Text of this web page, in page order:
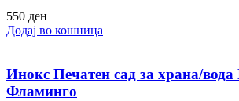
550 ден
Додај во кошница
Инокс Печатен сад за храна/
Фламинго